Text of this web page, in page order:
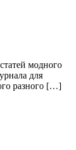
модного
для
разного […]